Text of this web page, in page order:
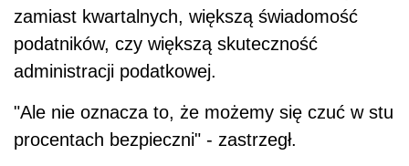
zamiast kwartalnych, większą świadomość
podatników, czy większą skuteczność
administracji podatkowej.
"Ale nie oznacza to, że możemy się czuć w stu
procentach bezpieczni" - zastrzegł.